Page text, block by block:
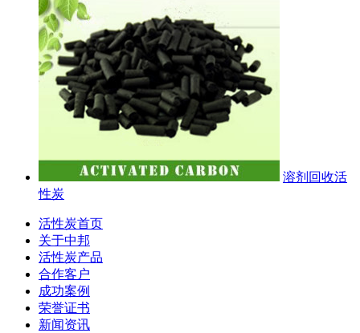
溶剂回收活
性炭
活性炭首页
关于中邦
活性炭产品
合作客户
成功案例
荣誉证书
新闻资讯